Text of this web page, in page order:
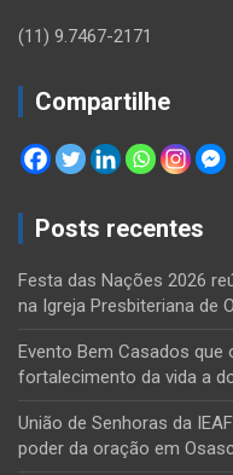
(11) 9.7467-2171
Compartilhe
Posts recentes
Festa das Nações 2026
na Igreja Presbiteriana de
Evento Bem Casados que
fortalecimento da vida a
União de Senhoras da
poder da oração em